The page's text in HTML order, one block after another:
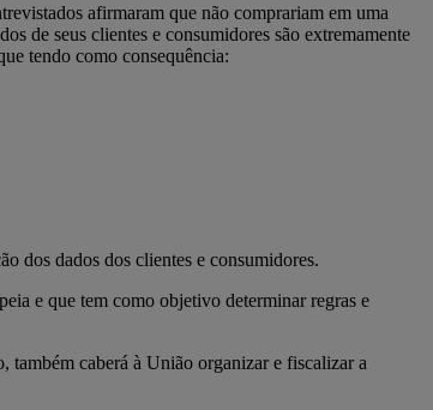
afirmaram que não comprariam em uma
de seus clientes e consumidores são extremamente
tendo como consequência:
dos dados dos clientes e consumidores.
e que tem como objetivo determinar regras e
também caberá à União organizar e fiscalizar a